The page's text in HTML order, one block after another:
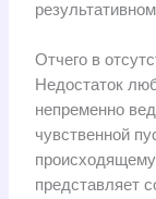
Отчего в
Недостаток
непременно
чувственной
представляет